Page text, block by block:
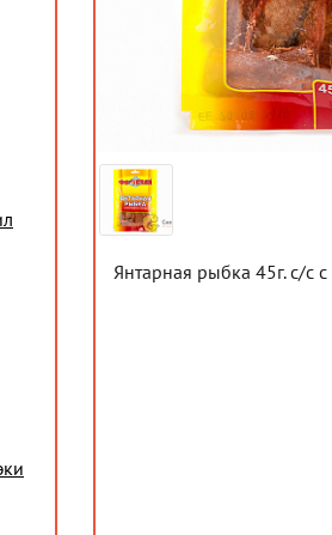
Янтарная рыбка 45г. с/с